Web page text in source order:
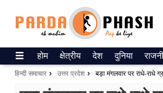
ePaper
होम क्षेत्रीय देश दुनिया
हिन्दी समाचार उत्तर प्रदेश बड़ा मंगलवार पर राधे-राधे